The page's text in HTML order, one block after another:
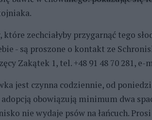
które zechciałyby przygarnąć tego
- są proszone o kontakt ze
Zakątek 1, tel. +48 91 48 70 281,
jest czynna codziennie, od
obowiązują minimum dwa
nie wydaje psów na łańcuch.